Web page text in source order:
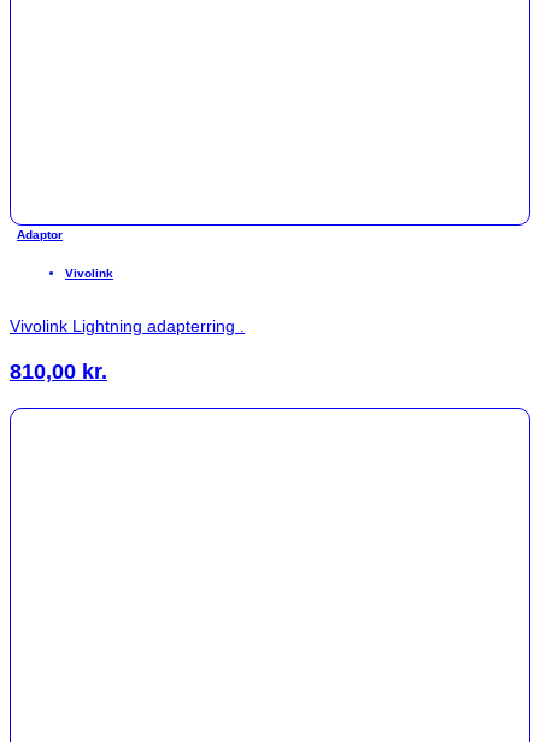
Adaptor
Vivolink
Vivolink Lightning adapterring .
810,00 kr.